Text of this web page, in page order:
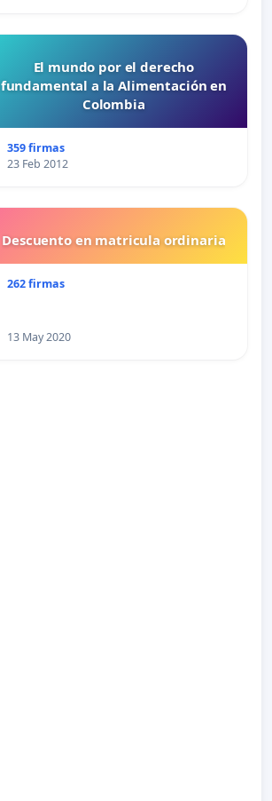
El mundo por el derecho
fundamental a la Alimentación en
Colombia
359 firmas
23 Feb 2012
Descuento en matricula ordinaria
262 firmas
13 May 2020